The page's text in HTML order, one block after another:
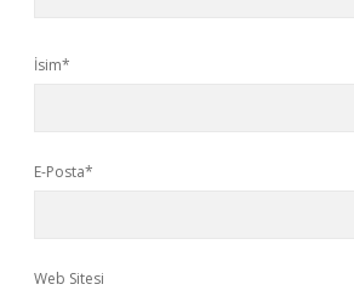
İsim*
E-Posta*
Web Sitesi